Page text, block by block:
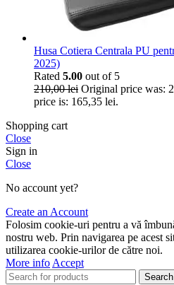
Husa Cotiera Centrala PU
2025)
Rated 5.00 out of 5
210,00lei Original price was:
price is: 165,35 lei.
Shopping cart
Close
Sign in
Close
No account yet?
Create an Account
Folosim cookie-uri pentru a vă
nostru web. Prin navigarea pe acest
utilizarea cookie-urilor de către noi.
More info Accept
Search